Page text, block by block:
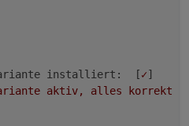
installiert:
  [
✓]
aktiv, alles korrekt